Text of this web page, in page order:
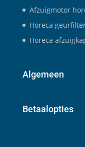
Afzuigmotor
Horeca
Horeca
Algemeen
Betaalopties